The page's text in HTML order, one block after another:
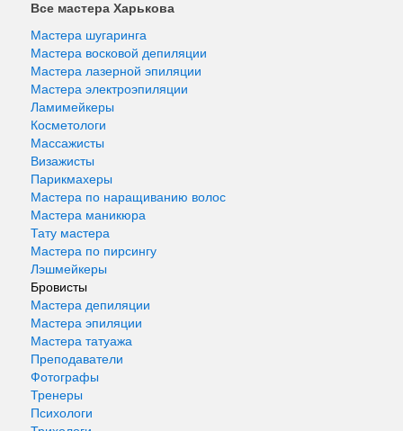
Все мастера Харькова
Мастера шугаринга
Мастера восковой депиляции
Мастера лазерной эпиляции
Мастера электроэпиляции
Ламимейкеры
Косметологи
Массажисты
Визажисты
Парикмахеры
Мастера по наращиванию волос
Мастера маникюра
Тату мастера
Мастера по пирсингу
Лэшмейкеры
Бровисты
Мастера депиляции
Мастера эпиляции
Мастера татуажа
Преподаватели
Фотографы
Тренеры
Психологи